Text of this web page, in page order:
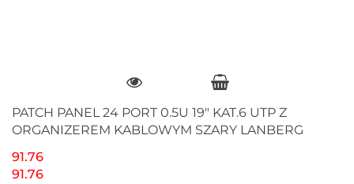
PATCH PANEL 24 PORT 0.5U 19" KAT.6 UTP Z
ORGANIZEREM KABLOWYM SZARY LANBERG
91.76
91.76